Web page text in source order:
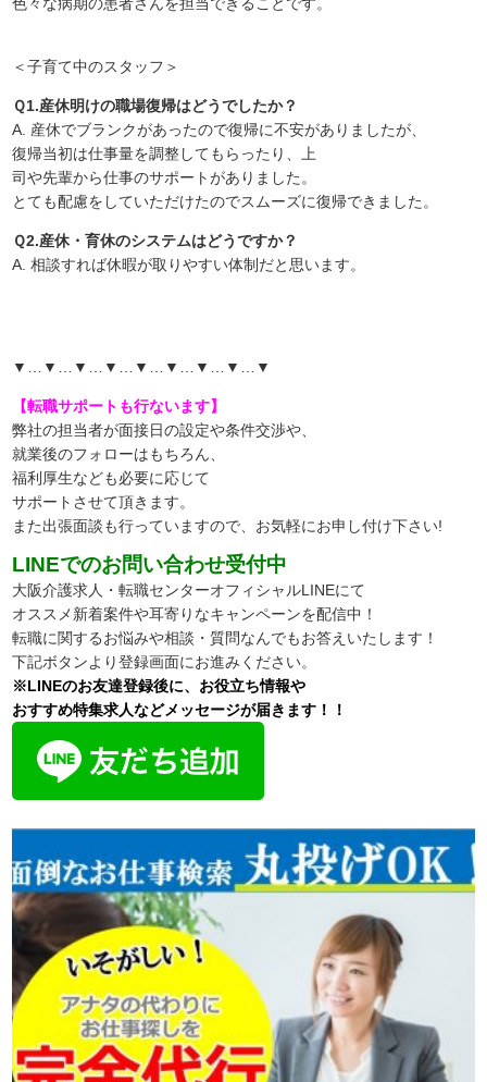
＜子育て中のスタッフ＞
Ｑ1.産休明けの職場復帰はどうでしたか？
A. 産休でブランクがあったので復帰に不安がありましたが、
復帰当初は仕事量を調整してもらったり、上
司や先輩から仕事のサポートがありました。
とても配慮をしていただけたのでスムーズに復帰できました。
Ｑ2.産休・育休のシステムはどうですか？
A. 相談すれば休暇が取りやすい体制だと思います。
▼…▼…▼…▼…▼…▼…▼…▼…▼
【転職サポートも行ないます】
弊社の担当者が面接日の設定や条件交渉や、
就業後のフォローはもちろん、
福利厚生なども必要に応じて
サポートさせて頂きます。
また出張面談も行っていますので、 お気軽にお申し付け下さい!
LINEでのお問い合わせ受付中
大阪介護求人・転職センターオフィシャルLINEにて
オススメ新着案件や耳寄りなキャンペーンを配信中！
転職に関するお悩みや相談・質問なんでもお答えいたします！
下記ボタンより登録画面にお進みください。
※LINEのお友達登録後に、お役立ち情報や
おすすめ特集求人などメッセージが届きます！！